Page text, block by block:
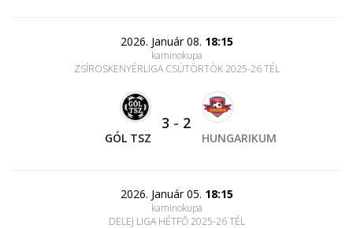
2026. Január 08. 18:15
kaminokupa
ZSÍROSKENYÉRLIGA CSÜTÖRTÖK 2025-26 TÉL
GÓL TSZ
3 - 2
HUNGARIKUM
2026. Január 05. 18:15
kaminokupa
DELEJ LIGA HÉTFŐ 2025-26 TÉL